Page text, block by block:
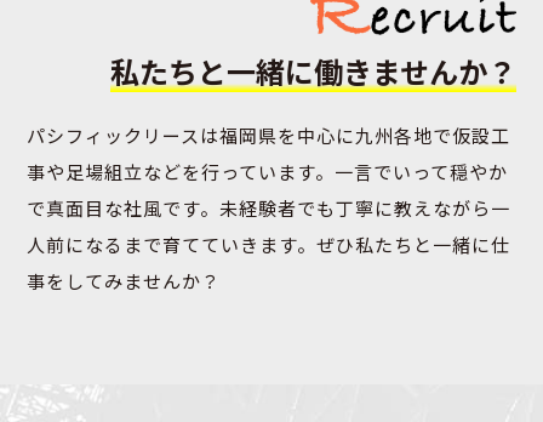
私たちと一緒に働きませんか？
パシフィックリースは福岡県を中⼼に九州各地で仮設⼯
事や⾜場組⽴などを⾏っています。⼀⾔でいって穏やか
で真⾯⽬な社⾵です。未経験者でも丁寧に教えながら⼀
⼈前になるまで育てていきます。ぜひ私たちと⼀緒に仕
事をしてみませんか？